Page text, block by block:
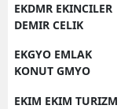
EKDMR EKINCILER
DEMIR CELIK
EKGYO EMLAK
KONUT GMYO
EKIM EKIM TURIZM